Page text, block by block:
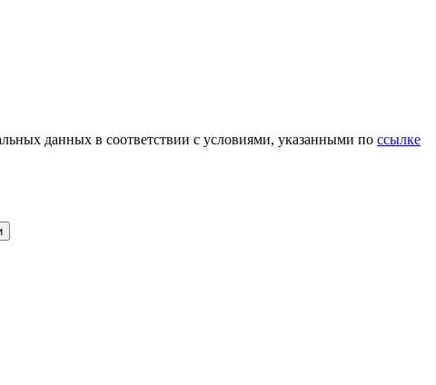
данных в соответствии с условиями, указанными по ссылке